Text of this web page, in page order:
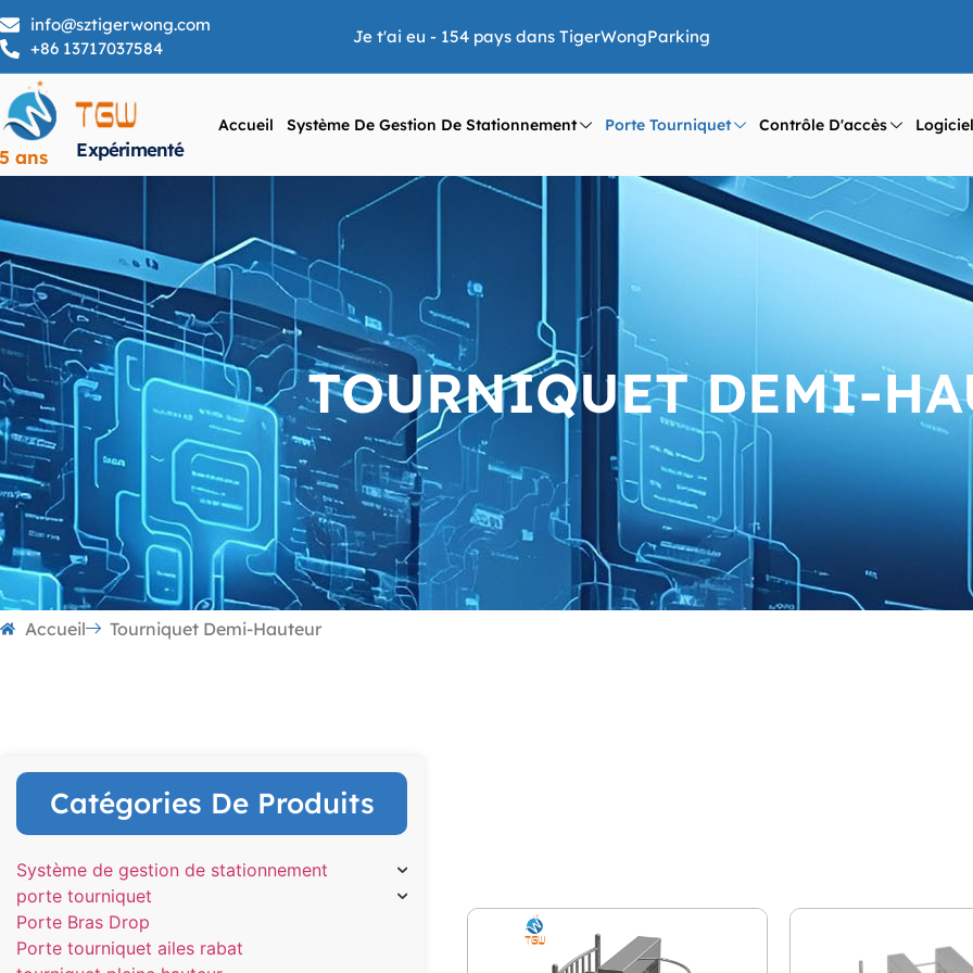
info@sztigerwong.com
+86 13717037584
Je t'ai eu - 154 pays dans TigerWongParking
ans Expérimenté
Accueil Système De Gestion De Stationnement Porte Tourniquet Contrôle D'accès Logiciel
TOURNIQUET DEMI-
Accueil Tourniquet Demi-Hauteur
Catégories De Produits
Système de gestion de stationnement
porte tourniquet
Porte Bras Drop
Porte tourniquet ailes rabat